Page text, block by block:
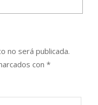
no será publicada.
con *